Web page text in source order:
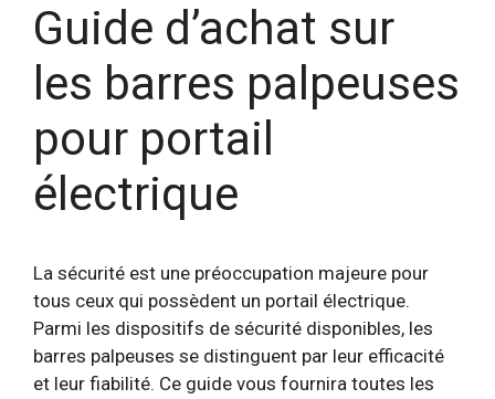
Guide d’achat sur
les barres palpeuses
pour portail
électrique
La sécurité est une préoccupation majeure pour
tous ceux qui possèdent un portail électrique.
Parmi les dispositifs de sécurité disponibles, les
barres palpeuses se distinguent par leur efficacité
et leur fiabilité. Ce guide vous fournira toutes les